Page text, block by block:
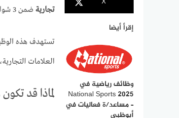
إقرأ أيضا
وظائف رياضية في
National Sports 2025
– مساعد/ة فعاليات في
أبوظبي
تجاريةضمن 3 شواغر متاحة.
تستهدف هذه
العلامات
لماذا قد